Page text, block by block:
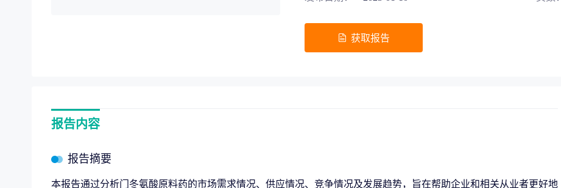
全链路赋能，助力生物医药‘十五五’规划高效落地
获取报告
报告内容
报告摘要
本报告通过分析门冬氨酸原料药的市场需求情况、供应情况、竞争情况及发展趋势，旨在帮助企业和相关从业者更好地